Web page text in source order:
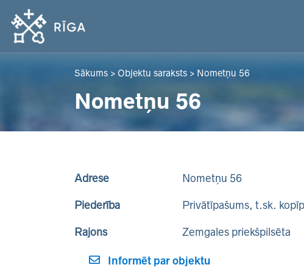
Sākums > Objektu saraksts > Nometņu 56
Nometņu 56
Adrese Nometņu 56
Piederība Privātīpašums, t.sk.
Rajons Zemgales priekšpilsēta
Informēt par objektu